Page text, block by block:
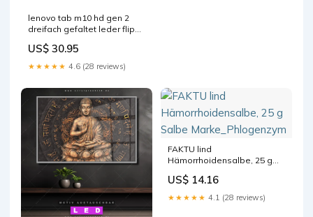
lenovo tab m10 hd gen 2
dreifach gefaltet leder flip
US$ 30.95
★★★★★ 4.6 (28 reviews)
FAKTU lind
Hämorrhoidensalbe, 25 g
US$ 14.16
★★★★★ 4.1 (28 reviews)